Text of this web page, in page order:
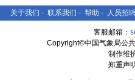
关于我们 - 联系我们 - 帮助 - 人员招
客服邮箱：
Copyright©中国气象局公
制作维
郑重声